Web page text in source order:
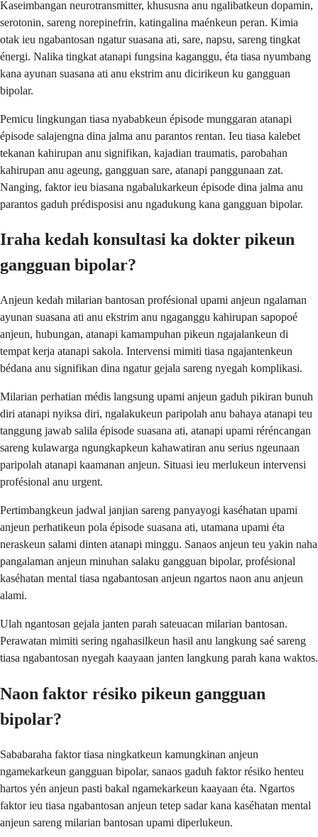
Kaseimbangan neurotransmitter, khususna anu ngalibatkeun dopamin,
serotonin, sareng norepinefrin, katingalina maénkeun peran. Kimia
otak ieu ngabantosan ngatur suasana ati, sare, napsu, sareng tingkat
énergi. Nalika tingkat atanapi fungsina kaganggu, éta tiasa nyumbang
kana ayunan suasana ati anu ekstrim anu dicirikeun ku gangguan
bipolar.
Pemicu lingkungan tiasa nyababkeun épisode munggaran atanapi
épisode salajengna dina jalma anu parantos rentan. Ieu tiasa kalebet
tekanan kahirupan anu signifikan, kajadian traumatis, parobahan
kahirupan anu ageung, gangguan sare, atanapi panggunaan zat.
Nanging, faktor ieu biasana ngabalukarkeun épisode dina jalma anu
parantos gaduh prédisposisi anu ngadukung kana gangguan bipolar.
Iraha kedah konsultasi ka dokter pikeun
gangguan bipolar?
Anjeun kedah milarian bantosan profésional upami anjeun ngalaman
ayunan suasana ati anu ekstrim anu ngaganggu kahirupan sapopoé
anjeun, hubungan, atanapi kamampuhan pikeun ngajalankeun di
tempat kerja atanapi sakola. Intervensi mimiti tiasa ngajantenkeun
bédana anu signifikan dina ngatur gejala sareng nyegah komplikasi.
Milarian perhatian médis langsung upami anjeun gaduh pikiran bunuh
diri atanapi nyiksa diri, ngalakukeun paripolah anu bahaya atanapi teu
tanggung jawab salila épisode suasana ati, atanapi upami réréncangan
sareng kulawarga ngungkapkeun kahawatiran anu serius ngeunaan
paripolah atanapi kaamanan anjeun. Situasi ieu merlukeun intervensi
profésional anu urgent.
Pertimbangkeun jadwal janjian sareng panyayogi kaséhatan upami
anjeun perhatikeun pola épisode suasana ati, utamana upami éta
neraskeun salami dinten atanapi minggu. Sanaos anjeun teu yakin naha
pangalaman anjeun minuhan salaku gangguan bipolar, profésional
kaséhatan mental tiasa ngabantosan anjeun ngartos naon anu anjeun
alami.
Ulah ngantosan gejala janten parah sateuacan milarian bantosan.
Perawatan mimiti sering ngahasilkeun hasil anu langkung saé sareng
tiasa ngabantosan nyegah kaayaan janten langkung parah kana waktos.
Naon faktor résiko pikeun gangguan
bipolar?
Sababaraha faktor tiasa ningkatkeun kamungkinan anjeun
ngamekarkeun gangguan bipolar, sanaos gaduh faktor résiko henteu
hartos yén anjeun pasti bakal ngamekarkeun kaayaan éta. Ngartos
faktor ieu tiasa ngabantosan anjeun tetep sadar kana kaséhatan mental
anjeun sareng milarian bantosan upami diperlukeun.